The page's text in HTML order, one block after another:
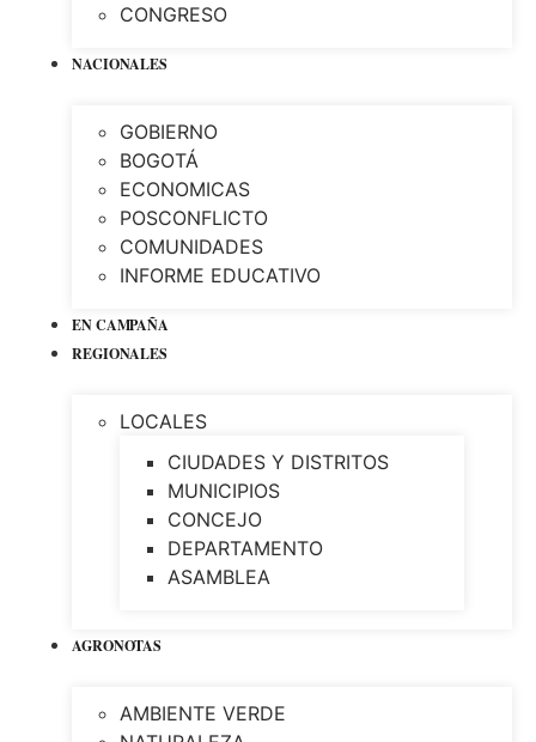
CONGRESO
NACIONALES
GOBIERNO
BOGOTÁ
ECONOMICAS
POSCONFLICTO
COMUNIDADES
INFORME EDUCATIVO
EN CAMPAÑA
REGIONALES
LOCALES
CIUDADES Y DISTRITOS
MUNICIPIOS
CONCEJO
DEPARTAMENTO
ASAMBLEA
AGRONOTAS
AMBIENTE VERDE